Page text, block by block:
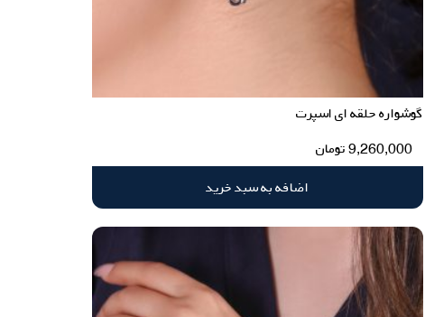
گوشواره حلقه ای اسپرت
9,260,000تومان
اضافه به سبد خرید